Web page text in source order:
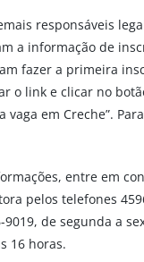
responsáveis
a informação de
fazer a primeira
o link e clicar no
vaga em Creche”.
entre em
pelos telefones
9019, de segunda a
16 horas.